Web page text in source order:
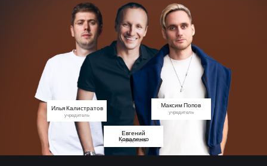
Максим Попов
учредитель
Евгений
Коваленко
учредитель
Илья Калистратов учредитель